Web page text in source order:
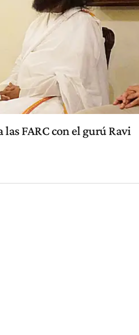
FARC con el gurú Ravi